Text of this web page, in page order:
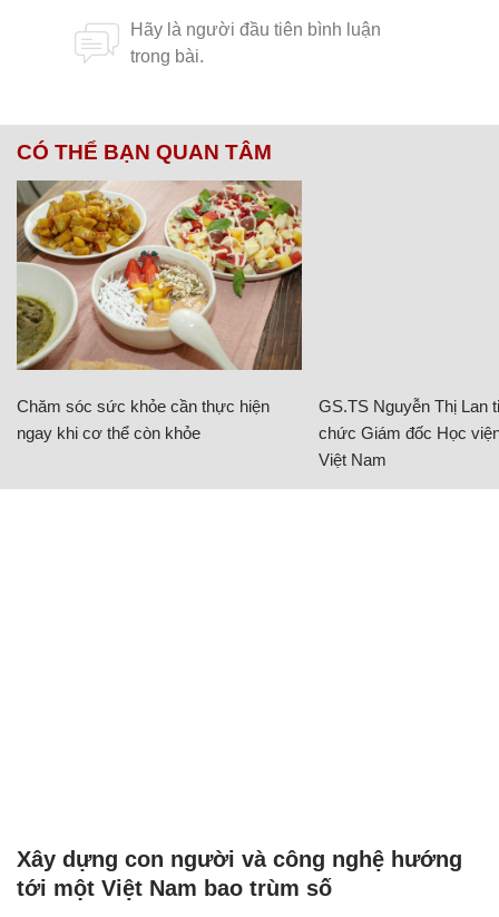
CÓ THỂ BẠN QUAN TÂM
Chăm sóc sức khỏe cần thực hiện
ngay khi cơ thể còn khỏe
GS.TS Nguyễn Thị Lan
chức Giám đốc Học
Việt Nam
Xây dựng con người và công nghệ hướng
tới một Việt Nam bao trùm số